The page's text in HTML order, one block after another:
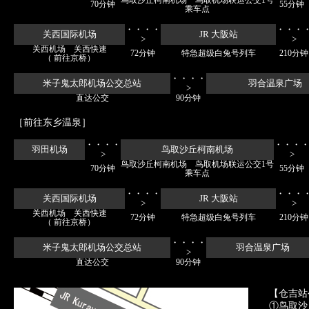
70分钟
乘车点
55分钟
关西国际机场
・・・・
>
JR 大阪站
・・・
>
关西机场 关西快速
（ 前往京桥）
72分钟 特急超级白兔号列车 210分钟
米子鬼太郎机场公交总站
・・・・
>
羽合温泉广场
直达公交 90分钟
［前往东乡温泉］
羽田机场
・・・・
>
鸟取沙丘柯南机场
・・・・
>
70分钟 鸟取沙丘柯南机场 鸟取机场联运公交1号
乘车点
55分钟
关西国际机场
・・・・
>
JR 大阪站
・・・
>
关西机场 关西快速
（ 前往京桥）
72分钟 特急超级白兔号列车 210分钟
米子鬼太郎机场公交总站
・・・・
>
羽合温泉广场
直达公交 90分钟
【仓吉
①鸟取沙